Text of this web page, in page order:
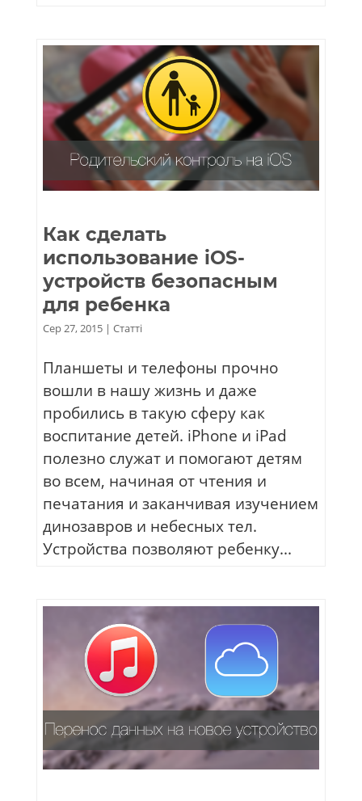
Как сделать
использование iOS-
устройств безопасным
для ребенка
Сер 27, 2015| Статті
Планшеты и телефоны прочно
вошли в нашу жизнь и даже
пробились в такую сферу как
воспитание детей. iPhone и iPad
полезно служат и помогают детям
во всем, начиная от чтения и
печатания и заканчивая изучением
динозавров и небесных тел.
Устройства позволяют ребенку...